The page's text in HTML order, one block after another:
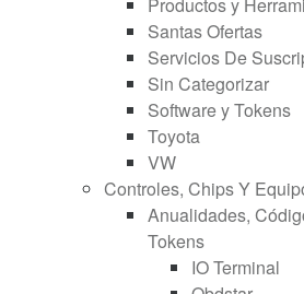
Productos y
Santas Ofertas
Servicios De
Sin Categorizar
Software y Tokens
Toyota
VW
Controles, Chips Y
Anualidades,
Tokens
IO Terminal